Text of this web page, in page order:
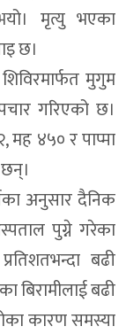
मृत्यु भएका
छ।
मुगुम
गरिएको छ।
मह ४५० र पाप्मा
अनुसार दैनिक
पुग्ने गरेका
बढी
बिरामीलाई बढी
कारण समस्या